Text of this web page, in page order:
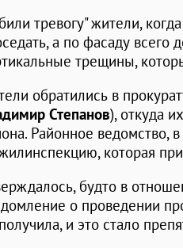
тревогу" жители,
а по фасаду всего
трещины,
обратились в
Степанов), откуда
Районное ведомство,
которая
будто в
о проведении
и это стало